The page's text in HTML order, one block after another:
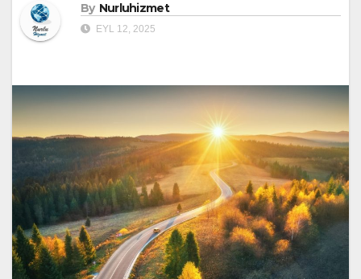
By Nurluhizmet
EYL 12, 2025